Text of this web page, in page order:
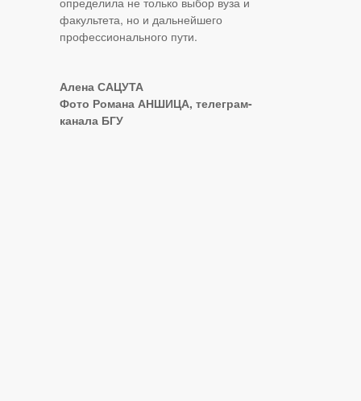
факультета, но и дальнейшего
профессионального пути.
Алена САЦУТА
Фото Романа АНШИЦА, телеграм-
канала БГУ